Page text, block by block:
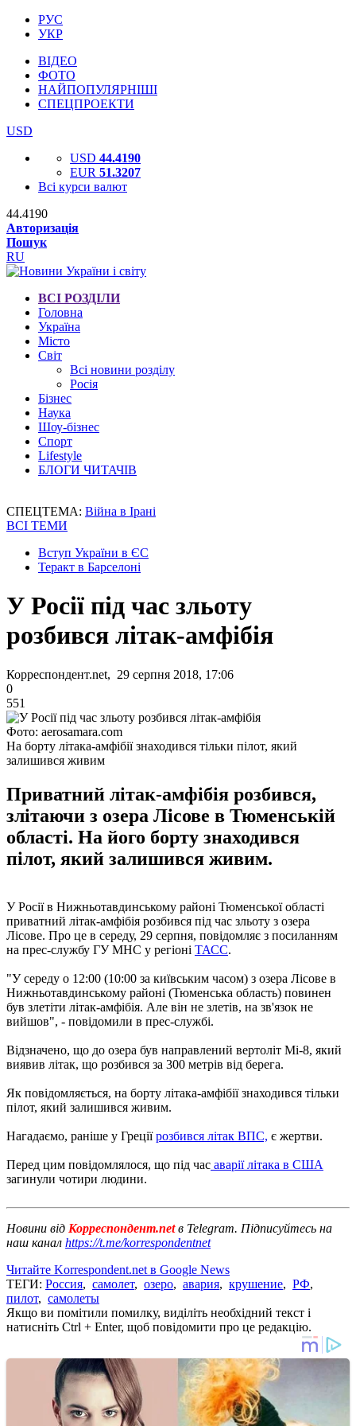
РУС
УКР
ВІДЕО
ФОТО
НАЙПОПУЛЯРНІШІ
СПЕЦПРОЕКТИ
USD
USD 44.4190
EUR 51.3207
Всі курси валют
44.4190
Авторизація
Пошук
RU
ВСІ РОЗДІЛИ
Головна
Україна
Місто
Світ
Всі новини розділу
Росія
Бізнес
Наука
Шоу-бізнес
Спорт
Lifestyle
БЛОГИ ЧИТАЧІВ
СПЕЦТЕМА: Війна в Ірані
ВСІ ТЕМИ
Вступ України в ЄС
Теракт в Барселоні
У Росії під час зльоту
розбився літак-амфібія
Корреспондент.net, 29 серпня 2018, 17:06
0
551
Фото: aerosamara.com
На борту літака-амфібії знаходився тільки пілот, який
залишився живим
Приватний літак-амфібія розбився,
злітаючи з озера Лісове в Тюменській
області. На його борту знаходився
пілот, який залишився живим.
У Росії в Нижньотавдинському районі Тюменської області
приватний літак-амфібія розбився під час зльоту з озера
Лісове. Про це в середу, 29 серпня, повідомляє з посиланням
на прес-службу ГУ МНС у регіоні ТАСС.
"У середу о 12:00 (10:00 за київським часом) з озера Лісове в
Нижньотавдинському районі (Тюменська область) повинен
був злетіти літак-амфібія. Але він не злетів, на зв'язок не
вийшов", - повідомили в прес-службі.
Відзначено, що до озера був направлений вертоліт Мі-8, який
виявив літак, що розбився за 300 метрів від берега.
Як повідомляється, на борту літака-амфібії знаходився тільки
пілот, який залишився живим.
Нагадаємо, раніше у Греціїрозбився літак ВПС, є жертви.
Перед цим повідомлялося, що під час аварії літака в США
загинули чотири людини.
Новини від Корреспондент.netв Telegram. Підписуйтесь на
наш канал https://t.me/korrespondentnet
Читайте Korrespondent.net в Google News
ТЕГИ: Россия, самолет, озеро, авария, крушение, РФ,
пилот, самолеты
Якщо ви помітили помилку, виділіть необхідний текст і
натисніть Ctrl + Enter, щоб повідомити про це редакцію.